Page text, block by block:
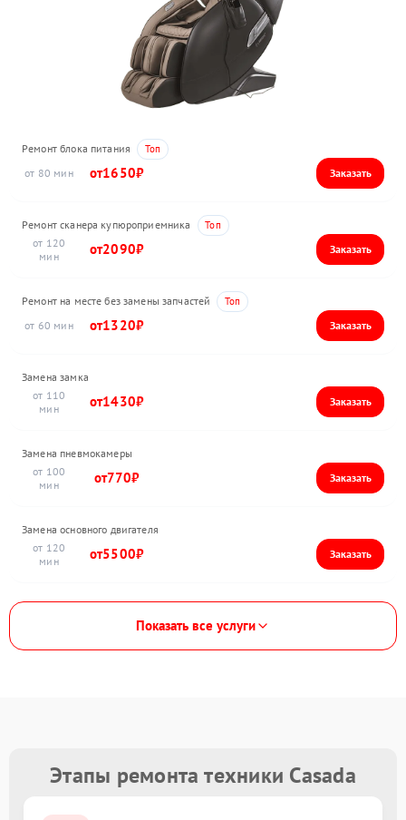
Ремонт блока питания
80
1650
Ремонт сканера купюроприемника
120
2090
Ремонт на месте без замены запчастей
60
1320
Замена замка
110
1430
Замена пневмокамеры
100
770
Замена основного двигателя
120
5500
Показать все услуги
Этапы ремонта техники Casada